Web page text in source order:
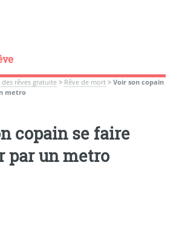
rêves gratuite> Rêve de mort> Voir son copain
metro
copain se faire
par un metro